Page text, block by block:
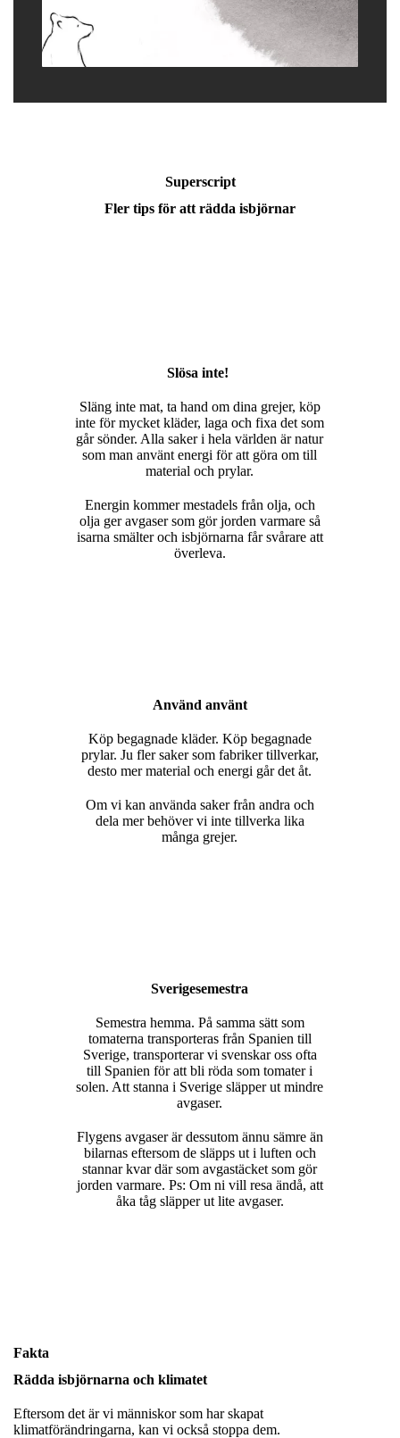
Superscript
Fler tips för att rädda isbjörnar
Slösa inte!
Släng inte mat, ta hand om dina grejer, köp
inte för mycket kläder, laga och fixa det som
går sönder. Alla saker i hela världen är natur
som man använt energi för att göra om till
material och prylar.
Energin kommer mestadels från olja, och
olja ger avgaser som gör jorden varmare så
isarna smälter och isbjörnarna får svårare att
överleva.
Använd använt
Köp begagnade kläder. Köp begagnade
prylar. Ju fler saker som fabriker tillverkar,
desto mer material och energi går det åt.
Om vi kan använda saker från andra och
dela mer behöver vi inte tillverka lika
många grejer.
Sverigesemestra
Semestra hemma. På samma sätt som
tomaterna transporteras från Spanien till
Sverige, transporterar vi svenskar oss ofta
till Spanien för att bli röda som tomater i
solen. Att stanna i Sverige släpper ut mindre
avgaser.
Flygens avgaser är dessutom ännu sämre än
bilarnas eftersom de släpps ut i luften och
stannar kvar där som avgastäcket som gör
jorden varmare. Ps: Om ni vill resa ändå, att
åka tåg släpper ut lite avgaser.
Fakta
Rädda isbjörnarna och klimatet
Eftersom det är vi människor som har skapat
klimatförändringarna, kan vi också stoppa dem.